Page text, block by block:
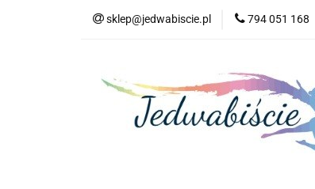
sklep@jedwabiscie.pl 794 051 168
Nowości